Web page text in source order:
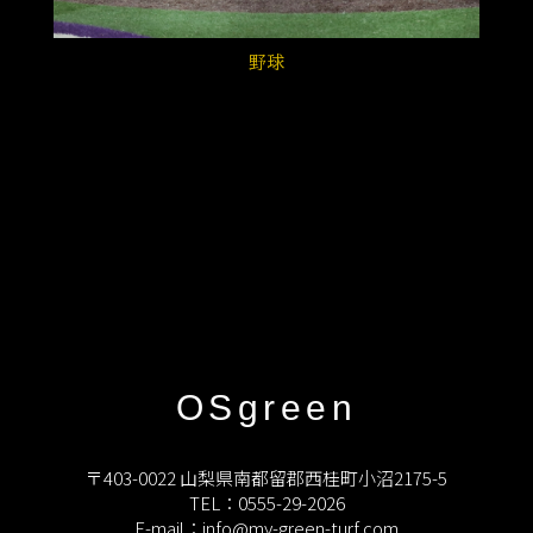
野球
OSgreen
〒403-0022 山梨県南都留郡西桂町小沼2175-5
TEL：0555-29-2026
E-mail：info@my-green-turf.com